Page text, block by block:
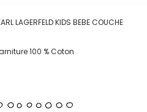
LAGERFELD KIDS BEBE COUCHE
100 % Coton